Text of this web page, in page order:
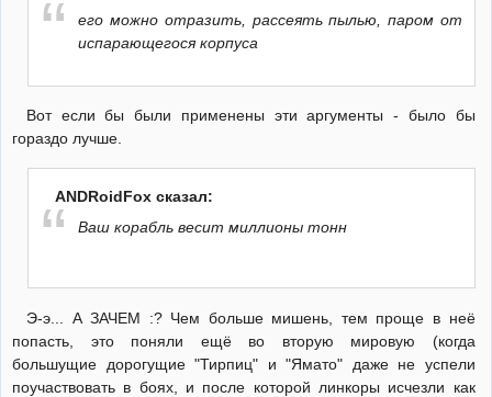
его можно отразить, рассеять пылью, паром от
испарающегося корпуса
Вот если бы были применены эти аргументы - было бы
гораздо лучше.
ANDRoidFox сказал:
Ваш корабль весит миллионы тонн
Э-э... А ЗАЧЕМ :? Чем больше мишень, тем проще в неё
попасть, это поняли ещё во вторую мировую (когда
большущие дорогущие "Тирпиц" и "Ямато" даже не успели
поучаствовать в боях, и после которой линкоры исчезли как